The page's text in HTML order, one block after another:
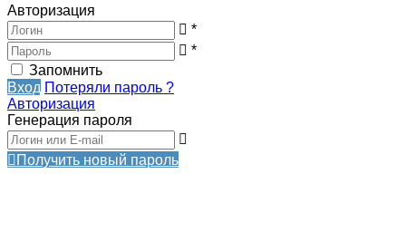
Авторизация
*
*
Запомнить
Вход Потеряли пароль ?
Авторизация
Генерация пароля
Получить новый пароль